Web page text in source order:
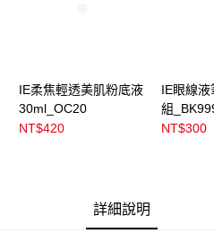
IE柔焦輕透美肌粉底液
30ml_OC20
NT$420
IE眼線液
組
NT$300
詳細說明